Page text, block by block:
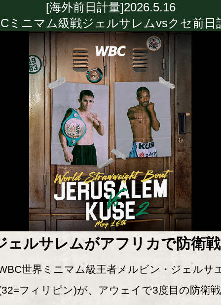
[海外前日計量]2026.5.16
ミニマム級戦ジェルサレムvsクセ前日
ェルサレムがアフリカで防衛戦
世界ミニマム級王者メルビン・ジェルサ
フィリピン)が、アウェイで3度目の防衛